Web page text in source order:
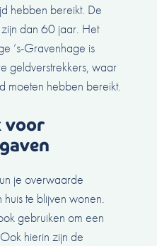
hebben bereikt. De
dan 60 jaar. Het
’s-Gravenhage is
geldverstrekkers, waar
moeten hebben bereikt.
voor
je overwaarde
te blijven wonen.
gebruiken om een
hierin zijn de